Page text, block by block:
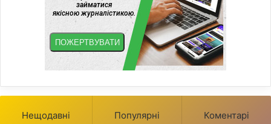
Нещодавні Популярні Коментарі